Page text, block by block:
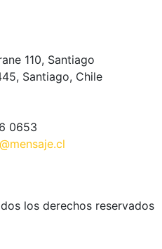
110, Santiago
Santiago, Chile
0653
los derechos reservados